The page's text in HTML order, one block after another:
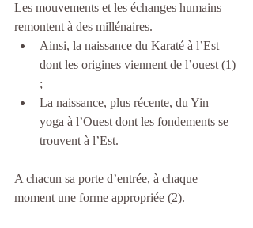
Les mouvements et les échanges humains
remontent à des millénaires.
Ainsi, la naissance du Karaté à l’Est
dont les origines viennent de l’ouest (1)
;
La naissance, plus récente, du Yin
yoga à l’Ouest dont les fondements se
trouvent à l’Est.
A chacun sa porte d’entrée, à chaque
moment une forme appropriée (2).